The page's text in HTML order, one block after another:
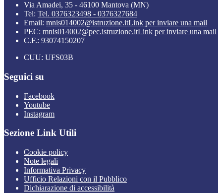
Via Amadei, 35 - 46100 Mantova (MN)
Tel: Tel. 0376323498 - 0376327684
Email: mnis014002@istruzione.itLink per inviare una mail
PEC: mnis014002@pec.istruzione.itLink per inviare una mail
C.F.: 93074150207
CUU: UFS03B
Seguici su
Facebook
Youtube
Instagram
Sezione Link Utili
Cookie policy
Note legali
Informativa Privacy
Ufficio Relazioni con il Pubblico
Dichiarazione di accessibilità